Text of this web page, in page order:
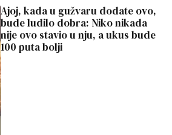
Ajoj, kada u gužvaru dodate ovo,
bude ludilo dobra: Niko nikada
nije ovo stavio u nju, a ukus bude
100 puta bolji